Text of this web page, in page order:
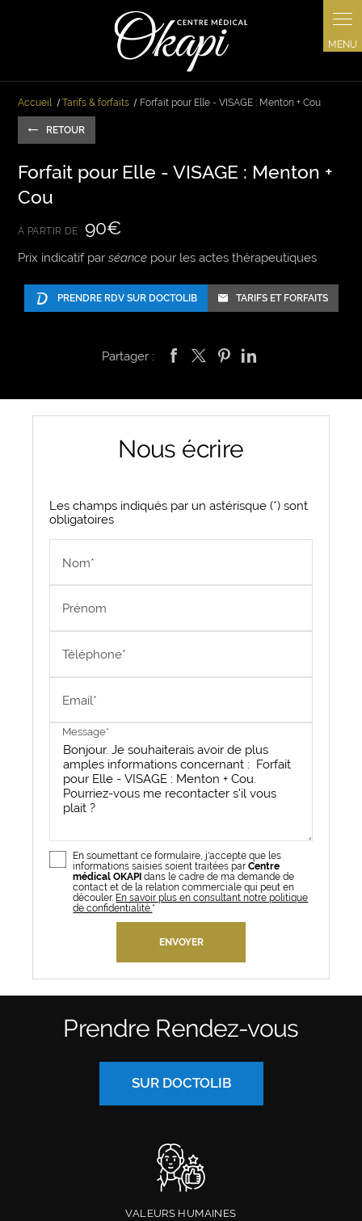
Accueil Tarifs & forfaits Forfait pour Elle - VISAGE : Menton + Cou
RETOUR
Forfait pour Elle - VISAGE : Menton +
Cou
À PARTIR DE :90€
Prix indicatif parséance pour les actes thérapeutiques
PRENDRE RDV SUR DOCTOLIB TARIFS ET FORFAITS
Partager :
Nous écrire
Les champs indiqués par un astérisque (*) sont
obligatoires
Nom*
Prénom
Téléphone*
Email*
Message*
En soumettant ce formulaire, j'accepte que les
informations saisies soient traitées parCentre
médical OKAPI dans le cadre de ma demande de
contact et de la relation commerciale qui peut en
découler. En savoir plus en consultant notre politique
de confidentialité.*
Prendre Rendez-vous
SUR DOCTOLIB
VALEURS HUMAINES